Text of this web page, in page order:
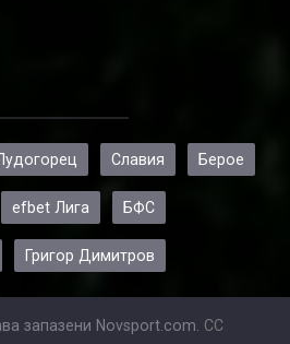
Славия Берое
efbet Лига БФС
Григор Димитров
запазени Novsport.com. CC